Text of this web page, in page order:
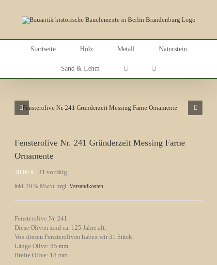
Startseite Holz Metall Naturstein
Sand & Lehm
Fensterolive Nr. 241 Gründerzeit Messing Farne
Ornamente
30,00 € 31 vorrätig
inkl. 19 % MwSt. zzgl. Versandkosten
Fensterolive Nr. 241
Diese Oliven sind ca. 125 Jahre alt.
Von diesen Fensteroliven haben wir 31 Stück.
Länge Olive: 85 mm
Breite Olive: 18 mm